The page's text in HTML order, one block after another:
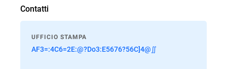
Contatti
UFFICIO STAMPA
AF3=:4C6=2E:@?Do3:E5676?56C]4@∬